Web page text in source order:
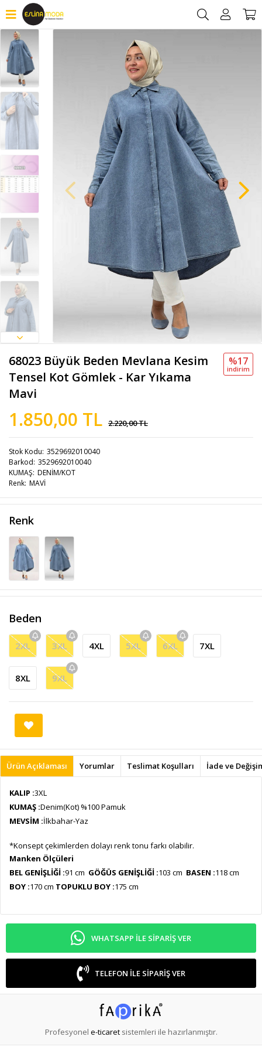
68023 Büyük Beden Mevlana Kesim
Tensel Kot Gömlek - Kar Yıkama
Mavi
1.850,00 TL 2.220,00 TL
%17
i̇ndi̇ri̇m
Stok Kodu 3529692010040
Barkod 3529692010040
KUMAŞ DENİM/KOT
Renk MAVİ
Renk
Beden
2XL 3XL 4XL 5XL 6XL 7XL
8XL 9XL
Ürün Açıklaması Yorumlar Teslimat Koşulları İade ve
KALIP :3XL
KUMAŞ :Denim(Kot) %100 Pamuk
MEVSİM :İlkbahar-Yaz
*Konsept çekimlerden dolayı renk tonu farkı olabilir.
Manken Ölçüleri
BEL GENİŞLİĞİ :91 cm GÖĞÜS GENİŞLİĞİ :103 cm BASEN :118 cm
BOY :170 cm TOPUKLU BOY :175 cm
WHATSAPP ILE SIPARIŞ VER
TELEFON ILE SIPARIŞ VER
Profesyonel e-ticaretsistemleri ile hazırlanmıştır.